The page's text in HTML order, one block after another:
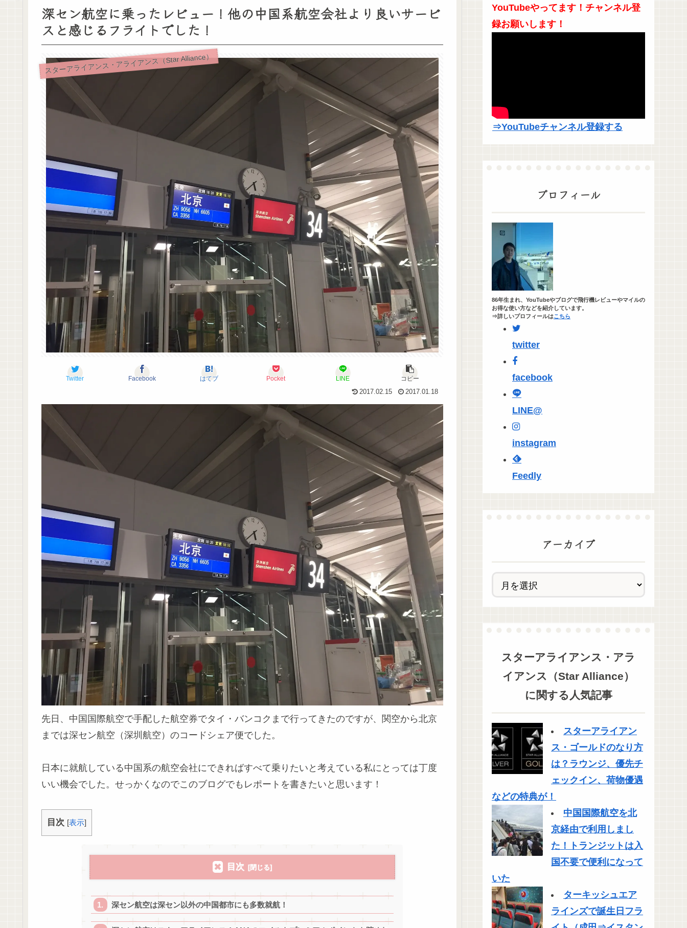
深セン航空に乗ったレビュー！他の中国系航空会社より良いサービ
スと感じるフライトでした！
スターアライアンス・アライアンス（Star Alliance）
Twitter Facebook はてブ Pocket LINE
コピー
2017.02.15
2017.01.18
先日、中国国際航空で手配した航空券でタイ・バンコクまで行ってきたのですが、関空から北京
までは深セン航空（深圳航空）のコードシェア便でした。
日本に就航している中国系の航空会社にできればすべて乗りたいと考えている私にとっては丁度
いい機会でした。せっかくなのでこのブログでもレポートを書きたいと思います！
目次 [表示]
目次
深セン航空は深セン以外の中国都市にも多数就航！
YouTubeやってます！チャンネル登
録お願いします！
⇒YouTubeチャンネル登録する
プロフィール
86年生まれ、YouTubeやブログで飛行機レビューやマイルの
お得な使い方などを紹介しています。
⇒詳しいプロフィールはこちら
twitter
facebook
LINE@
instagram
Feedly
アーカイブ
スターアライアンス・アラ
イアンス（Star Alliance）
に関する人気記事
スターアライアン
ス・ゴールドのなり方
は？ラウンジ、優先チ
ェックイン、荷物優遇
などの特典が！
中国国際航空を北
京経由で利用しまし
た！トランジットは入
国不要で便利になって
いた
ターキッシュエア
ラインズで誕生日フラ